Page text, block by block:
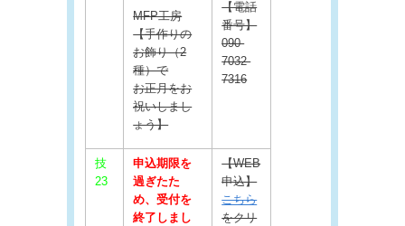
MFP工房
【手作りの
お飾り（2
種）で
お正月をお
祝いしまし
ょう】
【電話
番号】
090-
7032-
7316
技
23
申込期限を
過ぎたた
め、受付を
終了しまし
【WEB
申込】
こちら
をクリ